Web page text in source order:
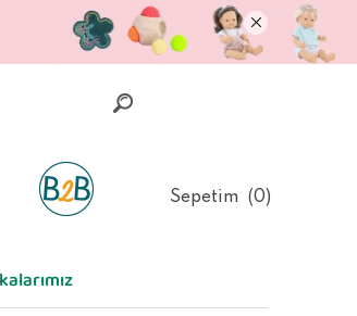
Sepetim 0